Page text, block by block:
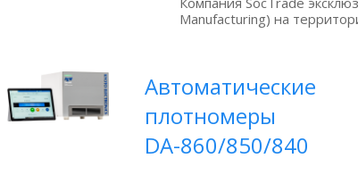
Manufacturing) на
Автоматические
плотномеры
DA-860/850/840